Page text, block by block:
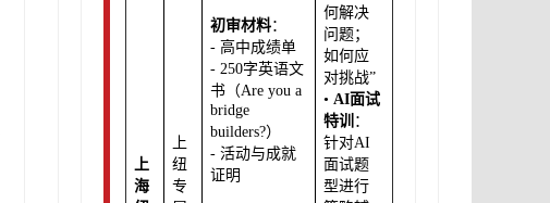
上
海
上
纽
专
初审材料：
- 高中成绩单
- 250字英语文
书（Are you a
bridge
builders?）
- 活动与成就
证明
何解决
问题；
如何应
对挑战”
•AI面试
特训 ：
针对AI
面试题
型进行